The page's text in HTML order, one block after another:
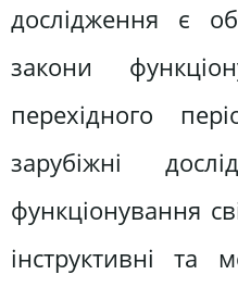
дослідження є
закони
перехідного
зарубіжні
функціонування
інструктивні та